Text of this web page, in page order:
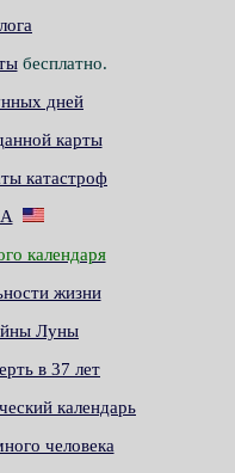
бесплатно.
дней
карты
катастроф
календаря
жизни
Луны
в 37 лет
календарь
человека